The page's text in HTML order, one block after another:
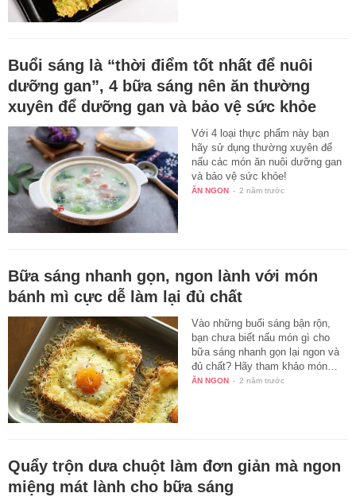
Buổi sáng là “thời điểm tốt nhất để nuôi
dưỡng gan”, 4 bữa sáng nên ăn thường
xuyên để dưỡng gan và bảo vệ sức khỏe
Với 4 loại thực phẩm này bạn
hãy sử dụng thường xuyên để
nấu các món ăn nuôi dưỡng gan
và bảo vệ sức khỏe!
ĂN NGON - 2 năm trước
Bữa sáng nhanh gọn, ngon lành với món
bánh mì cực dễ làm lại đủ chất
Vào những buổi sáng bận rộn,
bạn chưa biết nấu món gì cho
bữa sáng nhanh gọn lại ngon và
đủ chất? Hãy tham khảo món…
ĂN NGON - 2 năm trước
Quẩy trộn dưa chuột làm đơn giản mà ngon
miệng mát lành cho bữa sáng